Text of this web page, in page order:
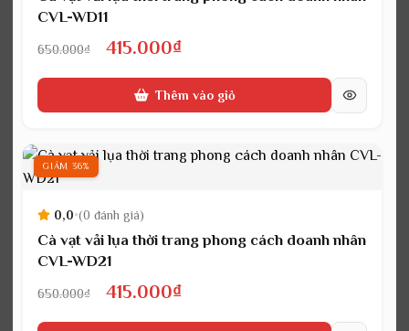
CVL-WD11
650.000₫
Giá
gốc
415.000₫Giá
hiện
tại
415.000₫.
Thêm vào giỏ
GIẢM 36%
0,0•(0 đánh giá)
Cà vạt vải lụa thời trang phong cách doanh nhân
CVL-WD21
650.000₫
Giá
gốc
415.000₫Giá
hiện